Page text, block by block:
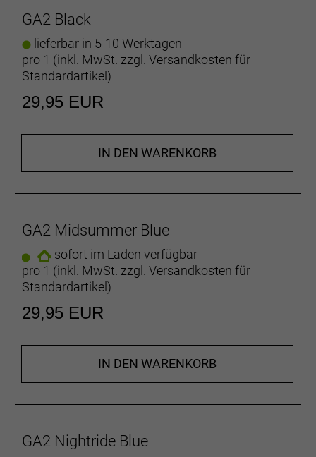
GA2 Black
lieferbar in 5-10 Werktagen
pro 1 (inkl. MwSt. zzgl. Versandkosten für
Standardartikel)
29,95 EUR
IN DEN WARENKORB
GA2 Midsummer Blue
sofort im Laden verfügbar
pro 1 (inkl. MwSt. zzgl. Versandkosten für
Standardartikel)
29,95 EUR
IN DEN WARENKORB
GA2 Nightride Blue